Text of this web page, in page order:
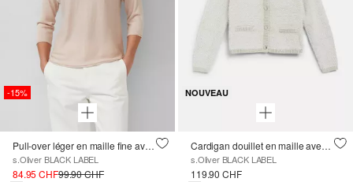
-15%
Pull-over léger en maille fine avec fil scintillant
s.Oliver BLACK LABEL
84.95 CHF99.90 CHF
NOUVEAU
Cardigan douillet en maille avec des boutons décoratifs
s.Oliver BLACK LABEL
119.90 CHF